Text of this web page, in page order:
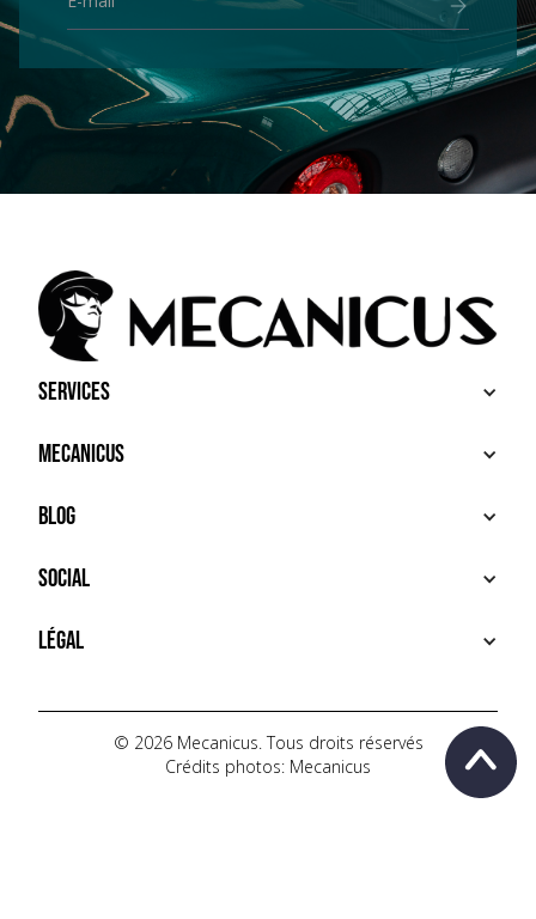
Services
ACHETER
VENDRE
SERVICES PREMIUM
Mecanicus
À PROPOS
HOUSE MECANICUS
CONTACT
Blog
NEWS
VIDÉOS
AUTOPÉDIA
Social
INSTAGRAM
TIKTOK
YOUTUBE
Légal
POLITIQUE DE CONFIDENTIALITÉ
© 2026 Mecanicus. Tous droits réservés
Crédits photos: Mecanicus